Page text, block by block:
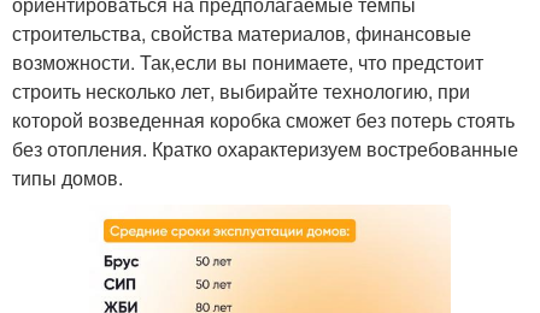
строительства, свойства материалов, финансовые
возможности. Так,если вы понимаете, что предстоит
строить несколько лет, выбирайте технологию, при
которой возведенная коробка сможет без потерь стоять
без отопления. Кратко охарактеризуем востребованные
типы домов.